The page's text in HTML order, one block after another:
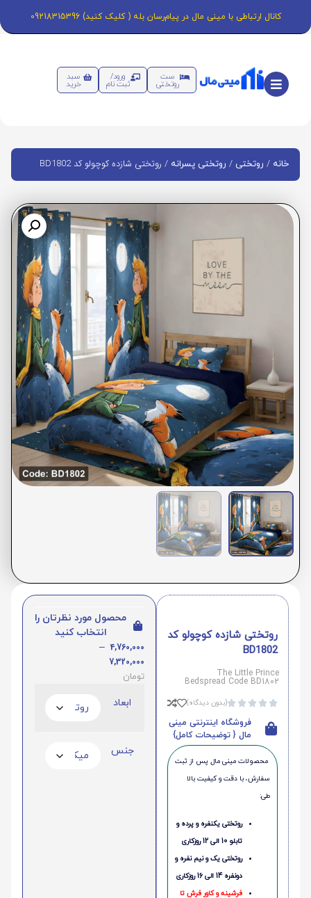
کانال ارتباطی با مینی مال در پیام‌رسان بله ( کلیک کنید) 09218315396
ست
روتختی
ورود/
ثبت نام
سبد
خرید
خانه / روتختی / روتختی پسرانه / روتختی شازده کوچولو کد BD1802
روتختی شازده کوچولو کد
BD1802
The Little Prince
Bedspread Code BD1802




(بدون دیدگاه)
فروشگاه اینترنتی مینی
مال { توضیحات کامل}
محصولات مینی‌ مال پس از ثبت
سفارش، با دقت و کیفیت بالا
طی:
روتختی یکنفره و پرده و
تابلو 10 الی 12 روزکاری
روتختی یک و نیم نفره و
دونفره 14 الی 16 روزکاری
فرشینه و کاور فرش تا
محصول مورد نظرتان را
انتخاب کنید
4,760,000
–
7,320,000
تومان
ابعاد
جنس